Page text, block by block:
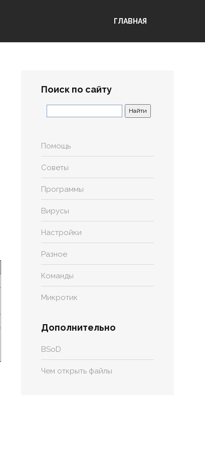
ГЛАВНАЯ
Поиск по сайту
Помощь
Советы
Программы
Вирусы
Настройки
Разное
Команды
Микротик
Дополнительно
BSoD
Чем открыть файлы